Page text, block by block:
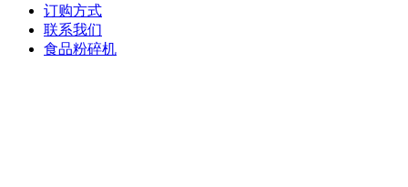
订购方式
联系我们
食品粉碎机